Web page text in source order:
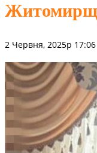
2 Червня, 2025р 17:06